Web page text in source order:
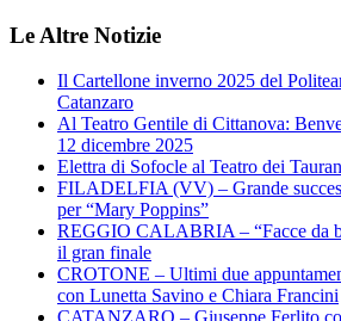
Le Altre Notizie
Il Cartellone inverno 2025 del
Catanzaro
Al Teatro Gentile di Cittanova:
12 dicembre 2025
Elettra di Sofocle al Teatro dei
FILADELFIA (VV) – Grande
per “Mary Poppins”
REGGIO CALABRIA – “Facce da
il gran finale
CROTONE – Ultimi due
con Lunetta Savino e Chiara Francini